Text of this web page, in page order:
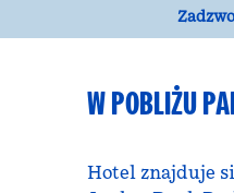
W POBLIŻU
Hotel znajduje